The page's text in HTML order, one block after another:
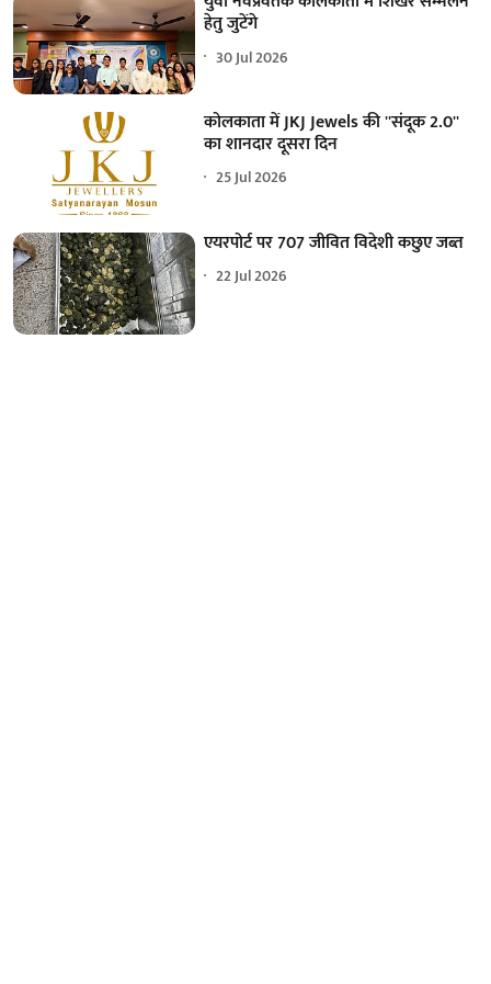
हेतु जुटेंगे
30 Jul 2026
कोलकाता में JKJ Jewels की ''संदूक 2.0''
का शानदार दूसरा दिन
25 Jul 2026
एयरपोर्ट पर 707 जीवित विदेशी कछुए जब्त
22 Jul 2026